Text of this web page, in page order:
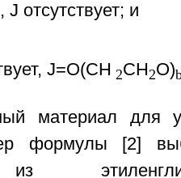
, J отсутствует; и
J=O(СН 2СН2O)
материал для
формулы [2]